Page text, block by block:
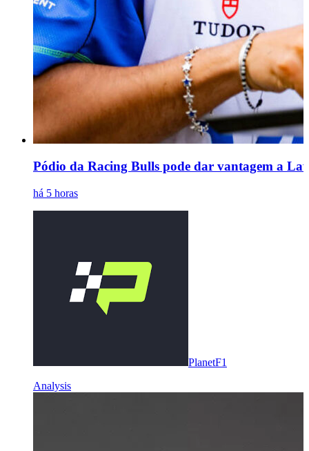
Pódio da Racing Bulls pode dar vantagem a
há 5 horas
PlanetF1
Analysis